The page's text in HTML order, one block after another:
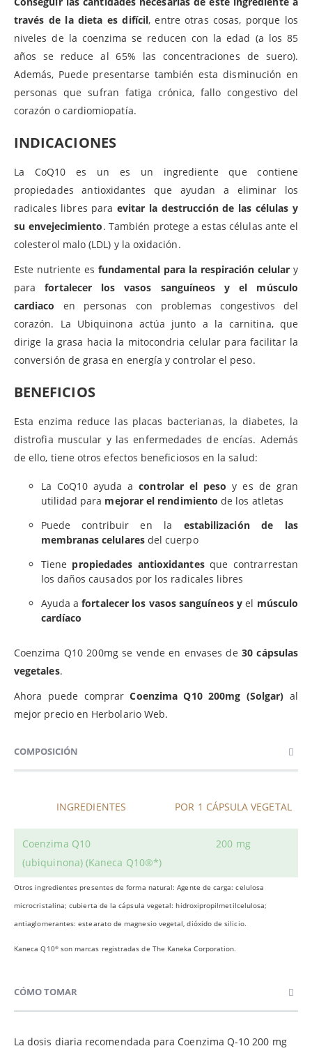
través de la dieta es difícil, entre otras cosas, porque los
niveles de la coenzima se reducen con la edad (a los 85
años se reduce al 65% las concentraciones de suero).
Además, Puede presentarse también esta disminución en
personas que sufran fatiga crónica, fallo congestivo del
corazón o cardiomiopatía.
INDICACIONES
La CoQ10 es un es un ingrediente que contiene
propiedades antioxidantes que ayudan a eliminar los
radicales libres paraevitar la destrucción de las células y
su envejecimiento. También protege a estas células ante el
colesterol malo (LDL) y la oxidación.
Este nutriente es fundamental para la respiración celular y
parafortalecer los vasos sanguíneos y el músculo
cardiaco en personas con problemas congestivos del
corazón. La Ubiquinona actúa junto a la carnitina, que
dirige la grasa hacia la mitocondria celular para facilitar la
conversión de grasa en energía y controlar el peso.
BENEFICIOS
Esta enzima reduce las placas bacterianas, la diabetes, la
distrofia muscular y las enfermedades de encías. Además
de ello, tiene otros efectos beneficiosos en la salud:
La CoQ10 ayuda acontrolar el peso y es de gran
utilidad para mejorar el rendimiento de los atletas
Puede contribuir en la estabilización de las
membranas celularesdel cuerpo
Tiene propiedades antioxidantesque contrarrestan
los daños causados por los radicales libres
Ayuda afortalecer los vasos sanguíneos y el músculo
cardíaco
Coenzima Q10 200mg se vende en envases de 30 cápsulas
vegetales.
Ahora puede comprarCoenzima Q10 200mg (Solgar) al
mejor precio en Herbolario Web.
COMPOSICIÓN
INGREDIENTES POR 1 CÁPSULA VEGETAL
Coenzima Q10
(ubiquinona) (Kaneca Q10®*)
200 mg
Otros ingredientes presentes de forma natural: Agente de carga: celulosa
microcristalina; cubierta de la cápsula vegetal: hidroxipropilmetilcelulosa;
antiaglomerantes: estearato de magnesio vegetal, dióxido de silicio.
Kaneca Q10®son marcas registradas de The Kaneka Corporation.
CÓMO TOMAR
La dosis diaria recomendada para Coenzima Q-10 200 mg